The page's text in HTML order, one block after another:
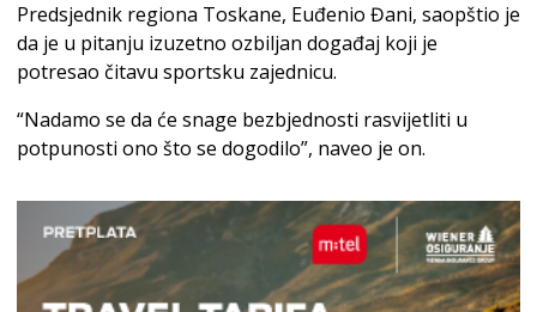
Predsjednik regiona Toskane, Euđenio Đani, saopštio je
da je u pitanju izuzetno ozbiljan događaj koji je
potresao čitavu sportsku zajednicu.
“Nadamo se da će snage bezbjednosti rasvijetliti u
potpunosti ono što se dogodilo”, naveo je on.